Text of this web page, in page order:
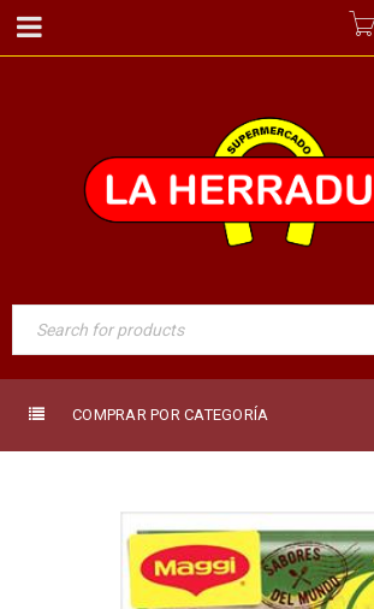
COMPRAR POR CATEGORÍA